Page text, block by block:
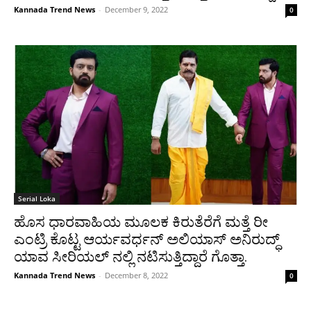
Kannada Trend News - December 9, 2022 0
Serial Loka
ಹೊಸ ಧಾರವಾಹಿಯ ಮೂಲಕ ಕಿರುತೆರೆಗೆ ಮತ್ತೆ ರೀ
ಎಂಟ್ರಿ ಕೊಟ್ಟ ಆರ್ಯವರ್ಧನ್ ಅಲಿಯಾಸ್ ಅನಿರುದ್ಧ್
ಯಾವ ಸೀರಿಯಲ್ ನಲ್ಲಿ ನಟಿಸುತ್ತಿದ್ದಾರೆ ಗೊತ್ತಾ.
Kannada Trend News - December 8, 2022 0